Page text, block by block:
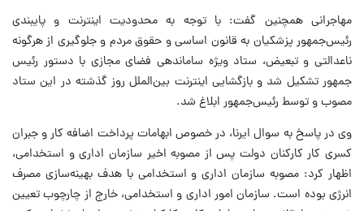
مهاجرانی همچنین گفت: با توجه به محدودیت اینترنت و پایبندی
رئیس‌جمهور پزشکیان به قانون اساسی و حقوق مردم و جلوگیری از هرگونه
ناعدالتی و تبعیض، ستاد ویژه ساماندهی فضای مجازی با دستور رئیس
جمهور تشکیل شد و بازگشایی اینترنت بین‌الملل روز گذشته در این ستاد
مصوب و توسط رئیس‌جمهور ابلاغ شد.
وی در پاسخ به سوال ایرنا، در خصوص ابهامات پرداخت اضافه کار و جبران
کسری کار کارکنان دولت پس از مصوبه اخیر سازمان اداری و استخدامی،
اظهار کرد: مصوبه سازمان اداری و استخدامی با هدف بهینه‌سازی مصرف
انرژی بوده است. سازمان امور اداری و استخدامی، خارج از چارچوب تعیین